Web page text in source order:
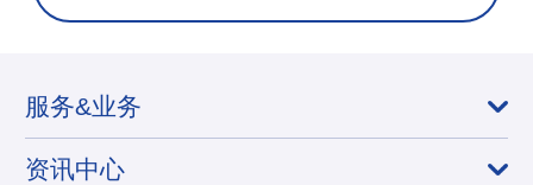
服务&业务
资讯中心